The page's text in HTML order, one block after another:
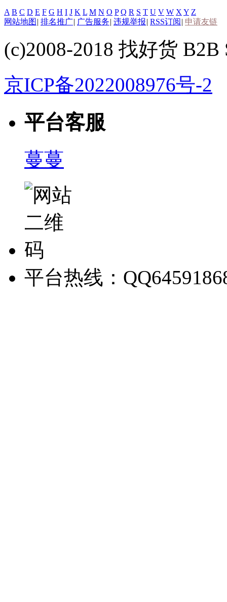
A B C D E F G H I J K L M N O P Q R S T U V W X Y Z
网站地图 | 排名推广| 广告服务| 违规举报| RSS订阅 | 申请友链
(c)2008-2018 找好货 B2B
京ICP备2022008976号-2
平台客服
蔓蔓
平台热线：